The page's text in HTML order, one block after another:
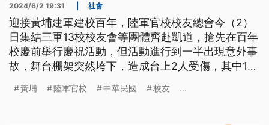
2024/6/2 19:31 社會
迎接黃埔建軍建校百年，陸軍官校校友總會今（2）
日集結三軍13校校友會等團體齊赴凱道，搶先在百年
校慶前舉行慶祝活動，但活動進行到一半出現意外事
故，舞台棚架突然垮下，造成台上2人受傷，其中1名
因大雨積水造成棚架倒塌。
黃埔 陸軍官校 中華民國 校友 ...